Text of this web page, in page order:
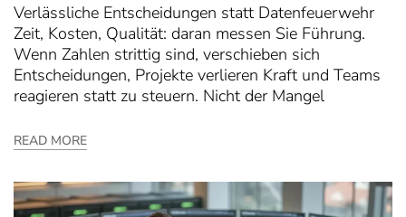
Verlässliche Entscheidungen statt Datenfeuerwehr
Zeit, Kosten, Qualität: daran messen Sie Führung.
Wenn Zahlen strittig sind, verschieben sich
Entscheidungen, Projekte verlieren Kraft und Teams
reagieren statt zu steuern. Nicht der Mangel
READ MORE